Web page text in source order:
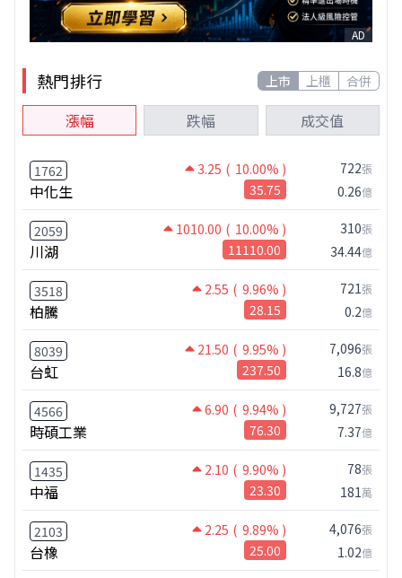
AD
熱門排行 上市 上櫃 合併
漲幅 跌幅 成交值
1762 3.25 ( 10.00% )
中化生 35.75
722張
0.26億
2059 1010.00 ( 10.00% )
川湖 11110.00
310張
34.44億
3518 2.55 ( 9.96% )
柏騰 28.15
721張
0.2億
8039 21.50 ( 9.95% )
台虹 237.50
7,096張
16.8億
4566 6.90 ( 9.94% )
時碩工業 76.30
9,727張
7.37億
1435 2.10 ( 9.90% )
中福 23.30
78張
181萬
2103 2.25 ( 9.89% )
台橡 25.00
4,076張
1.02億